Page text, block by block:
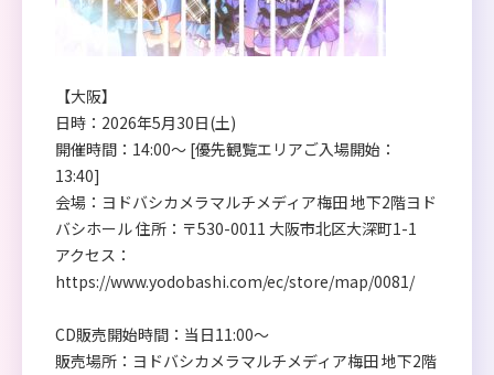
【大阪】
日時：2026年5月30日(土)
開催時間：14:00～ [優先観覧エリアご入場開始：
13:40]
会場：ヨドバシカメラマルチメディア梅田 地下2階ヨド
バシホール 住所：〒530-0011 大阪市北区大深町1-1
アクセス：
https://www.yodobashi.com/ec/store/map/0081/
CD販売開始時間：当日11:00～
販売場所：ヨドバシカメラマルチメディア梅田 地下2階